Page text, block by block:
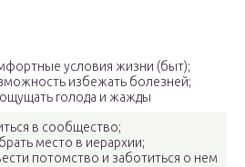
условия жизни (быт);
избежать болезней;
ощущать голода и жажды
в сообщество;
место в иерархии;
потомство и заботиться о нем